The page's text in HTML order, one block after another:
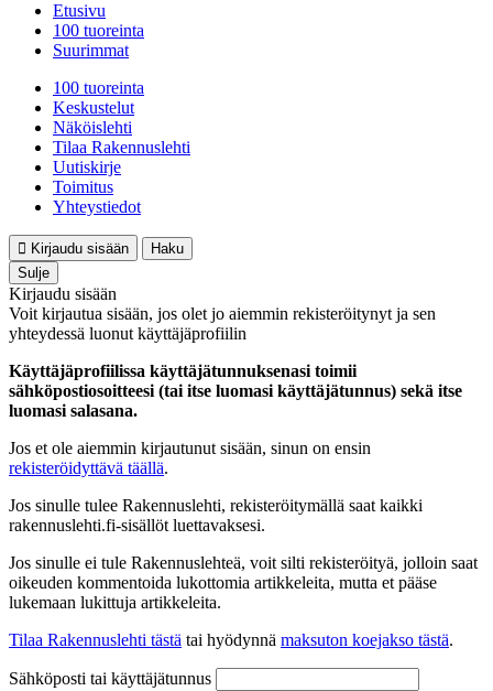
Etusivu
100 tuoreinta
Suurimmat
100 tuoreinta
Keskustelut
Näköislehti
Tilaa Rakennuslehti
Uutiskirje
Toimitus
Yhteystiedot
Kirjaudu sisään
Haku
Sulje
Kirjaudu sisään
Voit kirjautua sisään, jos olet jo aiemmin rekisteröitynyt ja sen
yhteydessä luonut käyttäjäprofiilin
Käyttäjäprofiilissa käyttäjätunnuksenasi toimii
sähköpostiosoitteesi (tai itse luomasi käyttäjätunnus) sekä itse
luomasi salasana.
Jos et ole aiemmin kirjautunut sisään, sinun on ensin
rekisteröidyttävä täällä.
Jos sinulle tulee Rakennuslehti, rekisteröitymällä saat kaikki
rakennuslehti.fi-sisällöt luettavaksesi.
Jos sinulle ei tule Rakennuslehteä, voit silti rekisteröityä, jolloin saat
oikeuden kommentoida lukottomia artikkeleita, mutta et pääse
lukemaan lukittuja artikkeleita.
Tilaa Rakennuslehti tästä tai hyödynnä maksuton koejakso tästä.
Sähköposti tai käyttäjätunnus